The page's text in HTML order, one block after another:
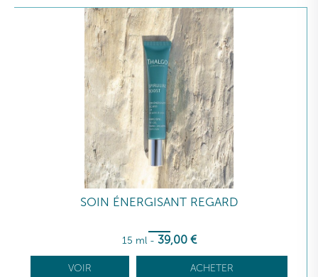
SOIN ÉNERGISANT REGARD
15 ml - 39,00 €
VOIR ACHETER